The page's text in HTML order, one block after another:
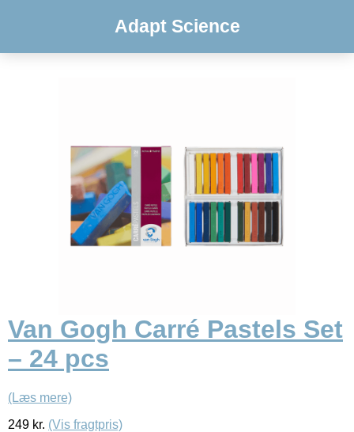
Adapt Science
Van Gogh Carré Pastels Set
– 24 pcs
(Læs mere)
249 kr. (Vis fragtpris)